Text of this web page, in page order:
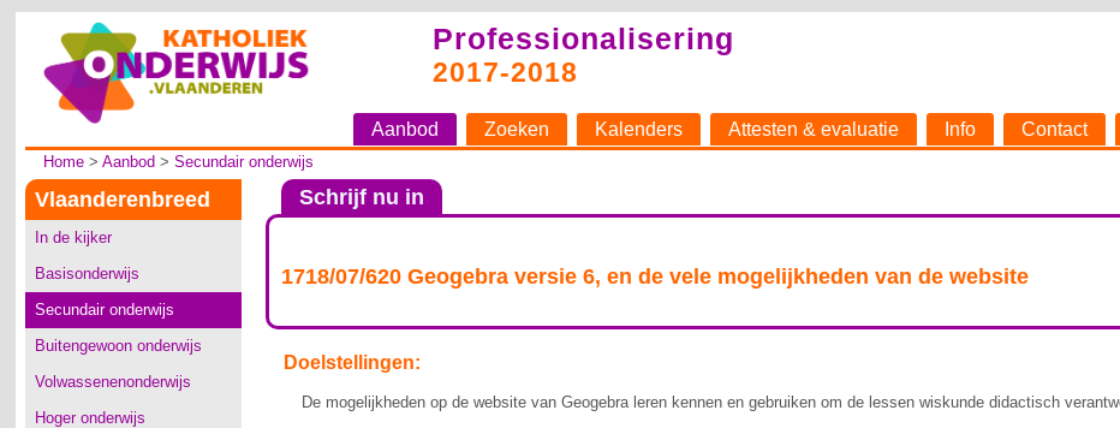
Professionalisering
2017-2018
Aanbod Zoeken Kalenders Attesten & evaluatie Info Contact
Home >Aanbod >Secundair onderwijs
Vlaanderenbreed
In de kijker
Basisonderwijs
Secundair onderwijs
Buitengewoon onderwijs
Volwassenenonderwijs
Hoger onderwijs
Schrijf nu in
1718/07/620 Geogebra versie 6, en de vele mogelijkheden van de website
Doelstellingen:
De mogelijkheden op de website van Geogebra leren kennen en gebruiken om de lessen wiskunde didactisch